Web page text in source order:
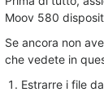
Moov 580
Se ancora non
che vedete in
Estrarre i file